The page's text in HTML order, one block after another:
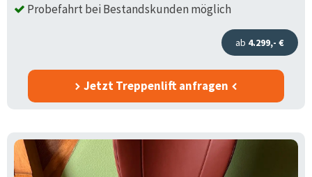
Probefahrt bei Bestandskunden möglich
ab 4.299,- €
Jetzt Treppenlift anfragen